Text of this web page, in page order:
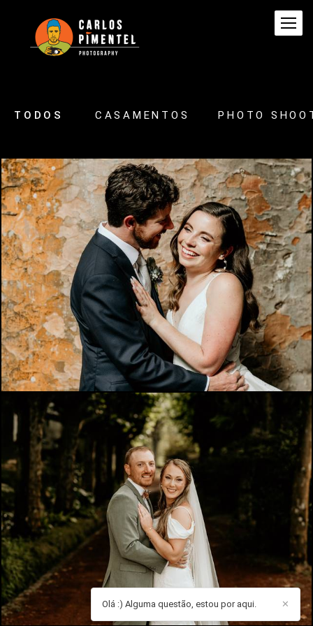
TODOS CASAMENTOS PHOTO
✕
Olá :) Alguma questão, estou por aqui.